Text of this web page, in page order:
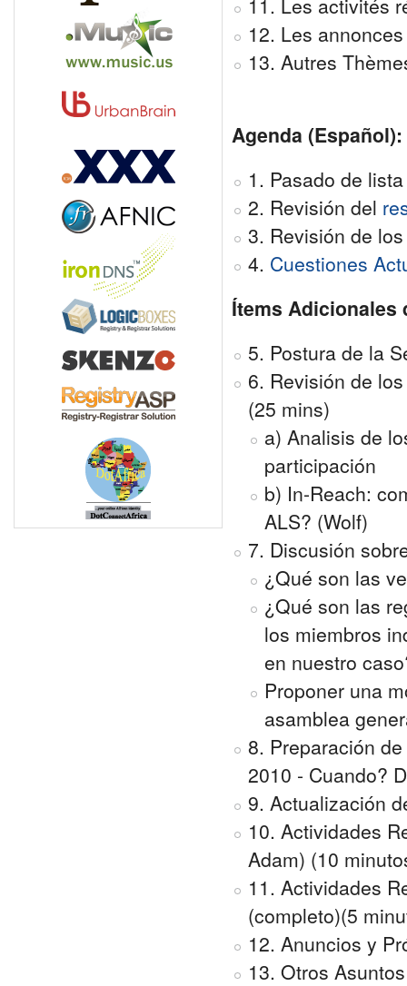
12. Les
13. Autres
Agenda (Español):
1. Pasado de
2. Revisión del
3. Revisión de
4. Cuestiones
Ítems Adicionales
5. Postura de la
6. Revisión de
(25 mins)
a) Analisis de
participación
b) In-Reach:
ALS? (Wolf)
7. Discusión
¿Qué son las
¿Qué son las
los miembros
en nuestro
Proponer una
asamblea
8. Preparación
2010 - Cuando?
9. Actualización
10. Actividades
Adam) (10
11. Actividades
(completo)(5
12. Anuncios y
13. Otros